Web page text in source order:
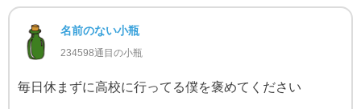
名前のない小瓶
234598通目の小瓶
毎日休まずに高校に行ってる僕を褒めてください